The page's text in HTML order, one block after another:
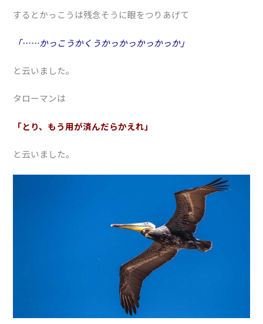
するとかっこうは残念そうに眼をつりあげて
「……かっこうかくうかっかっかっかっか」
と云いました。
タローマンは
「とり、もう用が済んだらかえれ」
と云いました。